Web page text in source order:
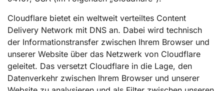
Cloudflare bietet ein weltweit verteiltes Content
Delivery Network mit DNS an. Dabei wird technisch
der Informationstransfer zwischen Ihrem Browser und
unserer Website über das Netzwerk von Cloudflare
geleitet. Das versetzt Cloudflare in die Lage, den
Datenverkehr zwischen Ihrem Browser und unserer